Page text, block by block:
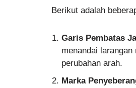
Berikut adalah
Garis Pembatas
menandai
perubahan arah.
Marka